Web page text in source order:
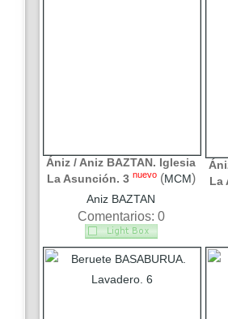
Ániz / Aniz BAZTAN. Iglesia
La Asunción. 3 nuevo (MCM)
Aniz BAZTAN
Comentarios: 0
La